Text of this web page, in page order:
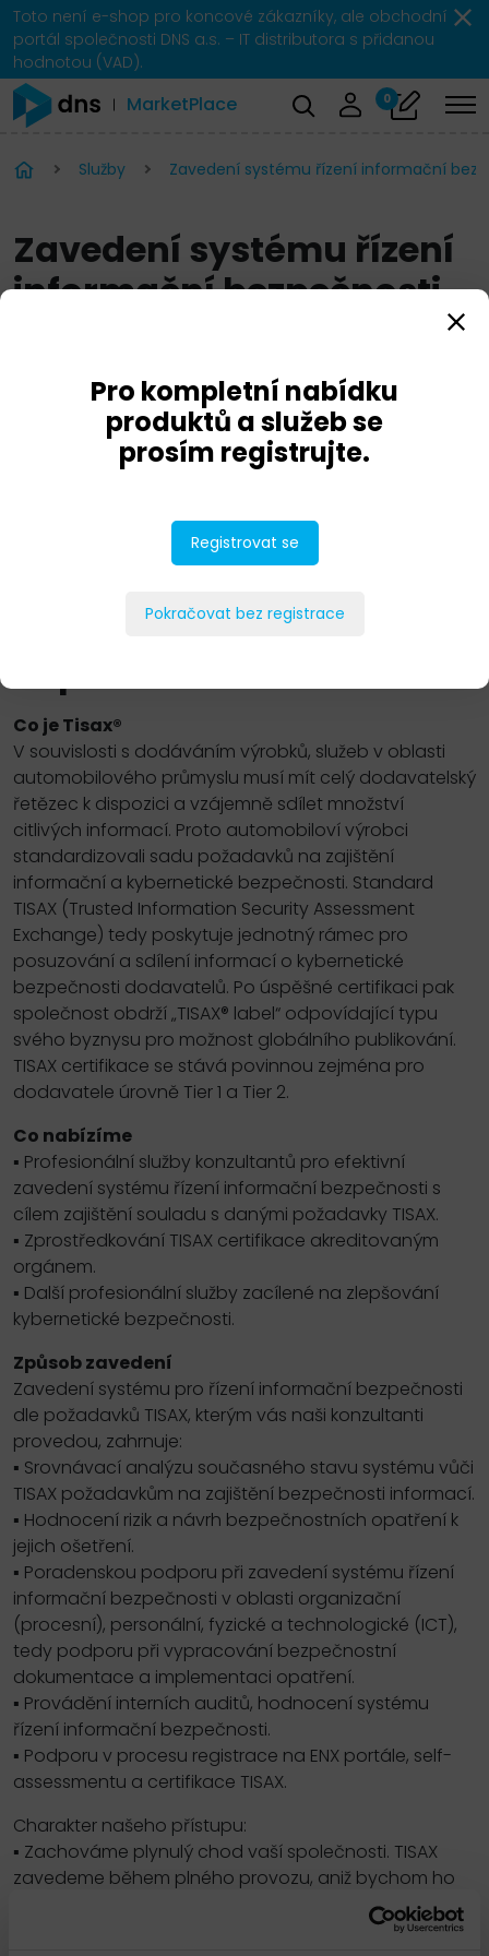
Toto není e-shop pro koncové zákazníky, ale obchodní
portál společnosti DNS a.s. – IT distributora s přidanou
hodnotou (VAD).
MarketPlace 0
Služby Zavedení systému řízení informační
Zavedení systému řízení
informační bezpečnosti
PŘIDAT DO POPTÁVKY
Co je Tisax®
V souvislosti s dodáváním výrobků, služeb v oblasti
automobilového průmyslu musí mít celý dodavatelský
řetězec k dispozici a vzájemně sdílet množství
citlivých informací. Proto automobiloví výrobci
standardizovali sadu požadavků na zajištění
informační a kybernetické bezpečnosti. Standard
TISAX (Trusted Information Security Assessment
Exchange) tedy poskytuje jednotný rámec pro
posuzování a sdílení informací o kybernetické
bezpečnosti dodavatelů. Po úspěšné certifikaci pak
společnost obdrží „TISAX® label“ odpovídající typu
svého byznysu pro možnost globálního publikování.
TISAX certifikace se stává povinnou zejména pro
dodavatele úrovně Tier 1 a Tier 2.
Co nabízíme
▪ Profesionální služby konzultantů pro efektivní
zavedení systému řízení informační bezpečnosti s
cílem zajištění souladu s danými požadavky TISAX.
▪ Zprostředkování TISAX certifikace akreditovaným
orgánem.
▪ Další profesionální služby zacílené na zlepšování
kybernetické bezpečnosti.
Způsob zavedení
Zavedení systému pro řízení informační bezpečnosti
dle požadavků TISAX, kterým vás naši konzultanti
provedou, zahrnuje:
▪ Srovnávací analýzu současného stavu systému vůči
TISAX požadavkům na zajištění bezpečnosti informací.
▪ Hodnocení rizik a návrh bezpečnostních opatření k
jejich ošetření.
▪ Poradenskou podporu při zavedení systému řízení
informační bezpečnosti v oblasti organizační
(procesní), personální, fyzické a technologické (ICT),
tedy podporu při vypracování bezpečnostní
dokumentace a implementaci opatření.
▪ Provádění interních auditů, hodnocení systému
řízení informační bezpečnosti.
▪ Podporu v procesu registrace na ENX portále, self-
assessmentu a certifikace TISAX.
Charakter našeho přístupu:
▪ Zachováme plynulý chod vaší společnosti. TISAX
zavedeme během plného provozu, aniž bychom ho
▪ Náš přístup k implementaci požadavků TISAX je velmi
Pro kompletní nabídku
produktů a služeb se
prosím registrujte.
Registrovat se
Pokračovat bez registrace